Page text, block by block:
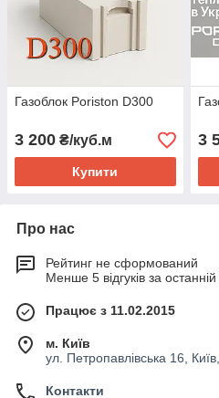
Газоблок Poriston D300
3 200 ₴/куб.м
Купити
3
Про нас
Рейтинг не сформований
Менше 5 відгуків за останній
Працює з 11.02.2015
м. Київ
ул. Петропавлівська 16,
Контакти